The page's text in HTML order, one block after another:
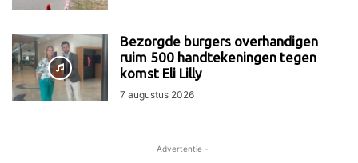
Bezorgde burgers overhandigen
ruim 500 handtekeningen tegen
komst Eli Lilly
7 augustus 2026
- Advertentie -